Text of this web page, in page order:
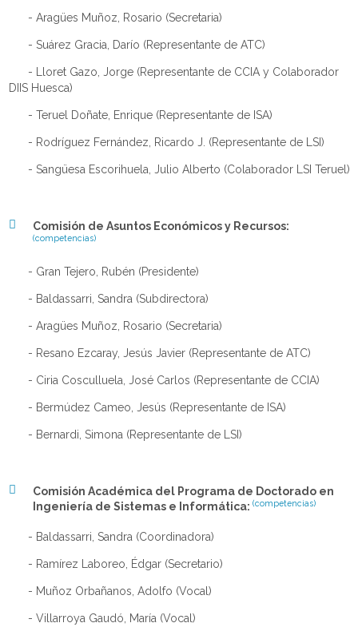
- Aragües Muñoz, Rosario (Secretaria)
- Suárez Gracia, Darío (Representante de ATC)
- Lloret Gazo, Jorge (Representante de CCIA y Colaborador
DIIS Huesca)
- Teruel Doñate, Enrique (Representante de ISA)
- Rodríguez Fernández, Ricardo J. (Representante de LSI)
- Sangüesa Escorihuela, Julio Alberto (Colaborador LSI Teruel)
Comisión de Asuntos Económicos y Recursos:
(competencias)
- Gran Tejero, Rubén (Presidente)
- Baldassarri, Sandra (Subdirectora)
- Aragües Muñoz, Rosario (Secretaria)
- Resano Ezcaray, Jesús Javier (Representante de ATC)
- Ciria Cosculluela, José Carlos (Representante de CCIA)
- Bermúdez Cameo, Jesús (Representante de ISA)
- Bernardi, Simona (Representante de LSI)
Comisión Académica del Programa de Doctorado en
Ingeniería de Sistemas e Informática:(competencias)
- Baldassarri , Sandra (Coordinadora)
- Ramírez Laboreo, Édgar (Secretario)
- Muñoz Orbañanos, Adolfo (Vocal)
- Villarroya Gaudó, María (Vocal)